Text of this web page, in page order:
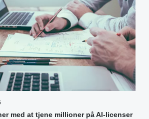
med at tjene millioner på AI-licenser